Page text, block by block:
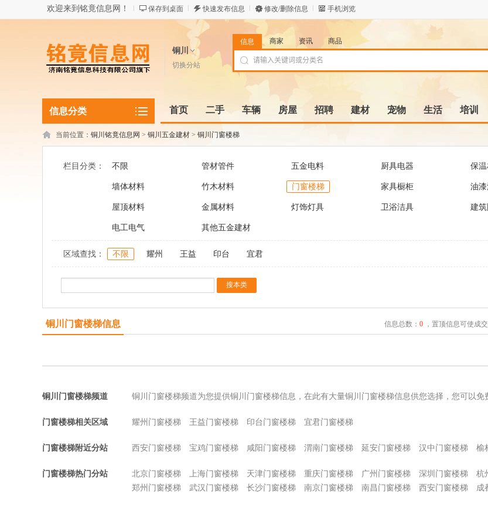
欢迎来到铭竟信息网！ 保存到桌面 快速发布信息 修改/删除信息 手机浏览
铜川
切换分站
信息 商家 资讯 商品
信息分类 首页 二手 车辆 房屋 招聘 建材 宠物 生活 培训
当前位置： 铜川铭竟信息网 > 铜川五金建材 > 铜川门窗楼梯
栏目分类： 不限 管材管件 五金电料 厨具电器 保
墙体材料 竹木材料 门窗楼梯 家具橱柜 油
屋顶材料 金属材料 灯饰灯具 卫浴洁具 建
电工电气 其他五金建材
区域查找： 不限 耀州 王益 印台 宜君
铜川门窗楼梯信息 信息总数： 0，置顶信息可使成交
铜川门窗楼梯频道 铜川门窗楼梯频道为您提供铜川门窗楼梯信息，在此有大量铜川门窗楼梯信息供您选择，您可以免
门窗楼梯相关区域 耀州门窗楼梯 王益门窗楼梯 印台门窗楼梯 宜君门窗楼梯
门窗楼梯附近分站 西安门窗楼梯 宝鸡门窗楼梯 咸阳门窗楼梯 渭南门窗楼梯 延安门窗楼梯 汉中门窗楼梯 榆
门窗楼梯热门分站 北京门窗楼梯 上海门窗楼梯 天津门窗楼梯 重庆门窗楼梯 广州门窗楼梯 深圳门窗楼梯 杭
郑州门窗楼梯
武汉门窗楼梯 长沙门窗楼梯 南京门窗楼梯 南昌门窗楼梯 西安门窗楼梯 成